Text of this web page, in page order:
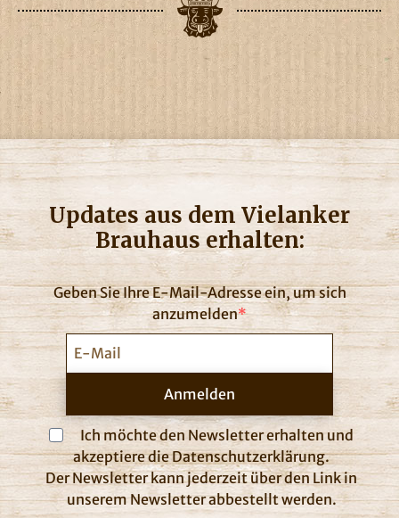
Updates aus dem Vielanker
Brauhaus erhalten:
Geben Sie Ihre E-Mail-Adresse ein, um sich
anzumelden
Anmelden
Ich möchte den Newsletter erhalten und
akzeptiere die Datenschutzerklärung.
Der Newsletter kann jederzeit über den Link in
unserem Newsletter abbestellt werden.